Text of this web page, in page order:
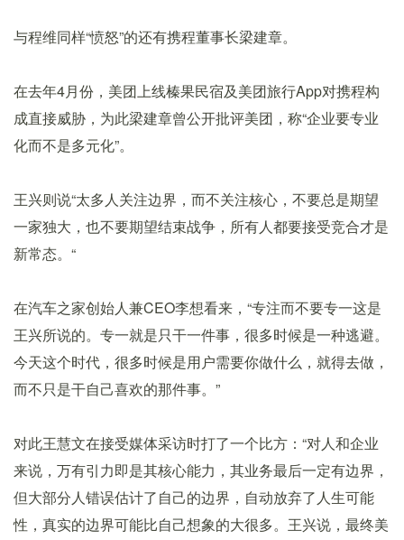
与程维同样“愤怒”的还有携程董事长梁建章。
在去年4月份，美团上线榛果民宿及美团旅行App对携程构
成直接威胁，为此梁建章曾公开批评美团，称“企业要专业
化而不是多元化”。
王兴则说“太多人关注边界，而不关注核心，不要总是期望
一家独大，也不要期望结束战争，所有人都要接受竞合才是
新常态。“
在汽车之家创始人兼CEO李想看来，“专注而不要专一这是
王兴所说的。专一就是只干一件事，很多时候是一种逃避。
今天这个时代，很多时候是用户需要你做什么，就得去做，
而不只是干自己喜欢的那件事。”
对此王慧文在接受媒体采访时打了一个比方：“对人和企业
来说，万有引力即是其核心能力，其业务最后一定有边界，
但大部分人错误估计了自己的边界，自动放弃了人生可能
性，真实的边界可能比自己想象的大很多。王兴说，最终美